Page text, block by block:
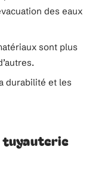
des eaux
sont plus
durabilité et les
tuyauterie